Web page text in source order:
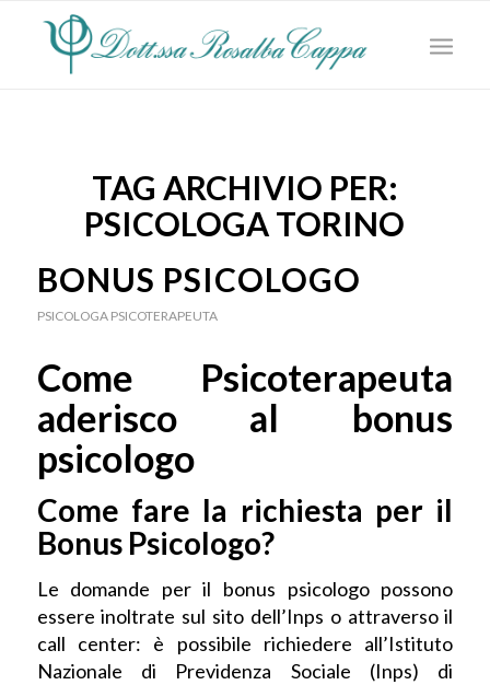
TAG ARCHIVIO PER:
PSICOLOGA TORINO
BONUS PSICOLOGO
PSICOLOGA PSICOTERAPEUTA
Come Psicoterapeuta
aderisco al bonus
psicologo
Come fare la richiesta per il
Bonus Psicologo?
Le domande per il bonus psicologo possono
essere inoltrate sul sito dell’Inps o attraverso il
call center: è possibile richiedere all’Istituto
Nazionale di Previdenza Sociale (Inps) di